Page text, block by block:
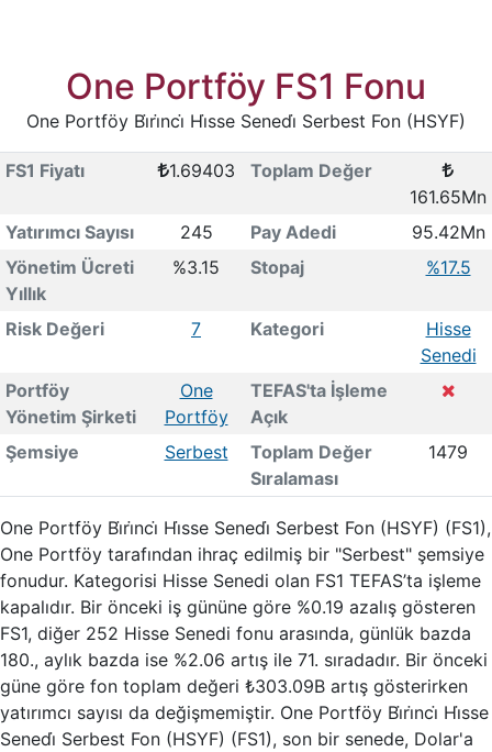
One Portföy FS1 Fonu
One Portföy Bi̇ri̇nci̇ Hi̇sse Senedi̇ Serbest Fon (HSYF)
FS1 Fiyatı 1.69403
Toplam Değer
161.65Mn
Yatırımcı Sayısı
245 Pay Adedi
95.42Mn
Yönetim Ücreti
Yıllık
%3.15 Stopaj %17.5
Risk Değeri 7 Kategori
Hisse
Senedi
Portföy
Yönetim Şirketi
One
Portföy
TEFAS'ta İşleme
Açık
Şemsiye
Serbest
Toplam Değer
Sıralaması
1479
One Portföy Bi̇ri̇nci̇ Hi̇sse Senedi̇ Serbest Fon (HSYF) (FS1),
One Portföy tarafından ihraç edilmiş bir "Serbest" şemsiye
fonudur. Kategorisi Hisse Senedi olan FS1 TEFAS’ta işleme
kapalıdır. Bir önceki iş gününe göre %0.19 azalış gösteren
FS1, diğer 252 Hisse Senedi fonu arasında, günlük bazda
180., aylık bazda ise %2.06 artış ile 71. sıradadır. Bir önceki
güne göre fon toplam değeri ₺303.09B artış gösterirken
yatırımcı sayısı da değişmemiştir. One Portföy Bi̇ri̇nci̇ Hi̇sse
Senedi̇ Serbest Fon (HSYF) (FS1), son bir senede, Dolar'a